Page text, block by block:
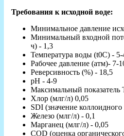
Требования к исходной воде:
Минимальное давление
Минимальный входной
ч) - 1,3
Температура воды (t0С) - 5-
Рабочее давление (атм)- 7-
Реверсивность (%) - 18,5
pH - 4-9
Максимальный показатель
Хлор (млг/л) 0,05
SDI (значение
Железо (млг/л) - 0,1
Марганец (млг/л) - 0,05
COD (оценка